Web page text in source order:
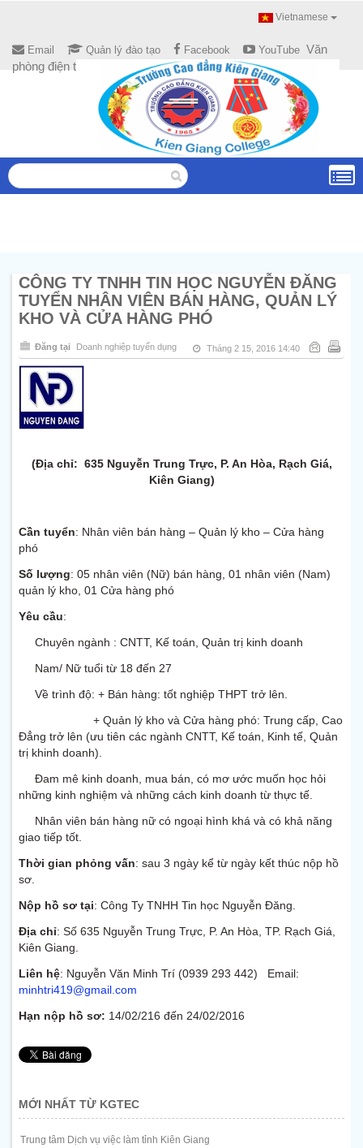
Vietnamese
Email Quản lý đào tạo Facebook YouTube Văn
phòng điện tử
CÔNG TY TNHH TIN HỌC NGUYỄN ĐĂNG
TUYỂN NHÂN VIÊN BÁN HÀNG, QUẢN LÝ
KHO VÀ CỬA HÀNG PHÓ
Đăng tại Doanh nghiệp tuyển dụng Tháng 2 15, 2016 14:40
(Địa chỉ: 635 Nguyễn Trung Trực, P. An Hòa, Rạch Giá,
Kiên Giang)
Cần tuyển: Nhân viên bán hàng – Quản lý kho – Cửa hàng
phó
Số lượng: 05 nhân viên (Nữ) bán hàng, 01 nhân viên (Nam)
quản lý kho, 01 Cửa hàng phó
Yêu cầu:
Chuyên ngành : CNTT, Kế toán, Quản trị kinh doanh
Nam/ Nữ tuổi từ 18 đến 27
Về trình độ: + Bán hàng: tốt nghiệp THPT trở lên.
+ Quản lý kho và Cửa hàng phó: Trung cấp, Cao
Đẳng trở lên (ưu tiên các ngành CNTT, Kế toán, Kinh tế, Quản
trị khinh doanh).
Đam mê kinh doanh, mua bán, có mơ ước muốn học hỏi
những kinh nghiệm và những cách kinh doanh từ thực tế.
Nhân viên bán hàng nữ có ngoại hình khá và có khả năng
giao tiếp tốt.
Thời gian phỏng vấn: sau 3 ngày kể từ ngày kết thúc nộp hồ
sơ.
Nộp hồ sơ tại: Công Ty TNHH Tin học Nguyễn Đăng.
Địa chỉ: Số 635 Nguyễn Trung Trực, P. An Hòa, TP. Rạch Giá,
Kiên Giang.
Liên hệ: Nguyễn Văn Minh Trí (0939 293 442) Email:
minhtri419@gmail.com
Hạn nộp hồ sơ: 14/02/216 đến 24/02/2016
MỚI NHẤT TỪ KGTEC
Trung tâm Dịch vụ việc làm tỉnh Kiên Giang